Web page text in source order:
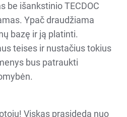
be išankstinio TECDOC
Ypač draudžiama
bazę ir ją platinti.
teises ir nustačius tokius
bus patraukti
Viskas prasideda nuo